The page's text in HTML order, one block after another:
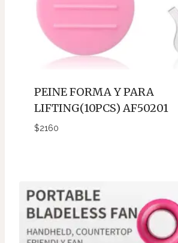
PEINE FORMA Y PARA
LIFTING(10PCS) AF50201
$2160